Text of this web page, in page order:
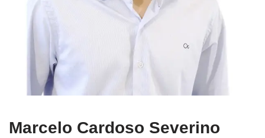
Marcelo Cardoso Severino